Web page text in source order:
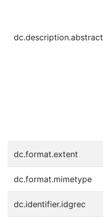
dc.description.abstract
dc.format.extent
dc.format.mimetype
dc.identifier.idgrec